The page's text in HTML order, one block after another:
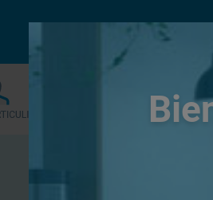
Le forum sera